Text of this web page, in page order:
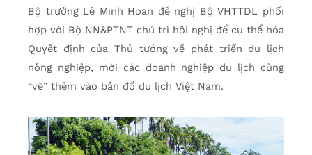
Bộ trưởng Lê Minh Hoan đề nghị Bộ VHTTDL phối
hợp với Bộ NN&PTNT chủ trì hội nghị để cụ thể hóa
Quyết định của Thủ tướng về phát triển du lịch
nông nghiệp, mời các doanh nghiệp du lịch cùng
“vẽ” thêm vào bản đồ du lịch Việt Nam.